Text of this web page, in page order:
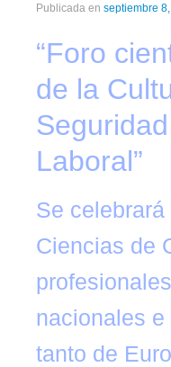
Publicada en septiembre
“Foro
de la
Laboral”
Se
Ciencias de
nacionales
tanto de